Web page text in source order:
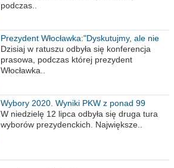
podczas..
Prezydent Włocławka:"Dyskutujmy, ale nie
obrażajmy się”
Dzisiaj w ratuszu odbyła się konferencja
prasowa, podczas której prezydent
Włocławka..
Wybory 2020. Wyniki PKW z ponad 99
procent obwodów
W niedzielę 12 lipca odbyła się druga tura
wyborów prezydenckich. Największe..